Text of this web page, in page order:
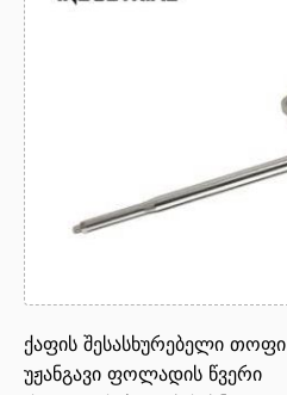
ქაფის შესასხურებელი თოფი
უჟანგავი ფოლადის წვერი